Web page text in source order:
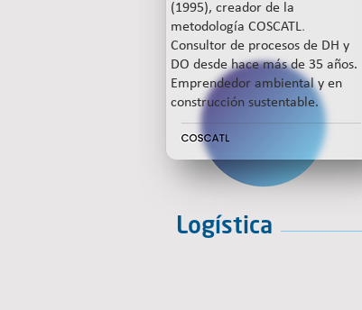
(1995), creador de la
metodología COSCATL.
Consultor de procesos de DH y
DO desde hace más de 35 años.
Emprendedor ambiental y en
construcción sustentable.
Logística